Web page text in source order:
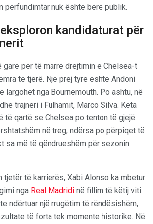
përfundimtar nuk është bërë publik.
kandidaturat për
garë për të marrë drejtimin e Chelsea-t
të tjerë. Një prej tyre është Andoni
largohet nga Bournemouth. Po ashtu, në
trajneri i Fulhamit, Marco Silva. Këta
të qartë se Chelsea po tenton të gjejë
në treg, ndërsa po përpiqet të
sa më të qëndrueshëm për sezonin
tjetër të karrierës, Xabi Alonso ka mbetur
nga Real Madridi në fillim të këtij viti.
ndërtuar një rrugëtim të rëndësishëm,
të forta tek momente historike. Në